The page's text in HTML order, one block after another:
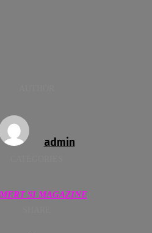
admin
SI MAGAZINE